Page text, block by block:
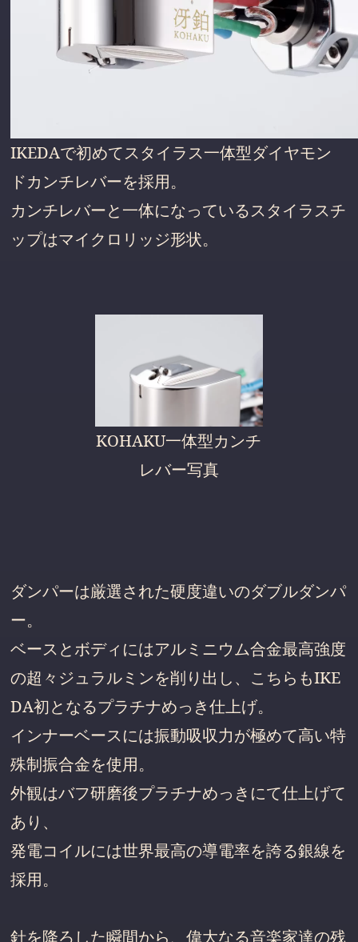
IKEDAで初めてスタイラス一体型ダイヤモン
ドカンチレバーを採用。
カンチレバーと一体になっているスタイラスチ
ップはマイクロリッジ形状。
KOHAKU一体型カンチ
レバー写真
ダンパーは厳選された硬度違いのダブルダンパ
ー。
ベースとボディにはアルミニウム合金最高強度
の超々ジュラルミンを削り出し、こちらもIKE
DA初となるプラチナめっき仕上げ。
インナーベースには振動吸収力が極めて高い特
殊制振合金を使用。
外観はバフ研磨後プラチナめっきにて仕上げて
あり、
発電コイルには世界最高の導電率を誇る銀線を
採用。
針を降ろした瞬間から、偉大なる音楽家達の残